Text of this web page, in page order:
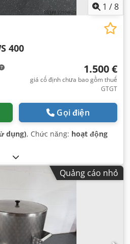
1 /8
400
1.500 €
giá cố định chưa bao gồm thuế
GTGT
Gọi điện
dụng), Chức năng: hoạt động
Quảng cáo nhỏ